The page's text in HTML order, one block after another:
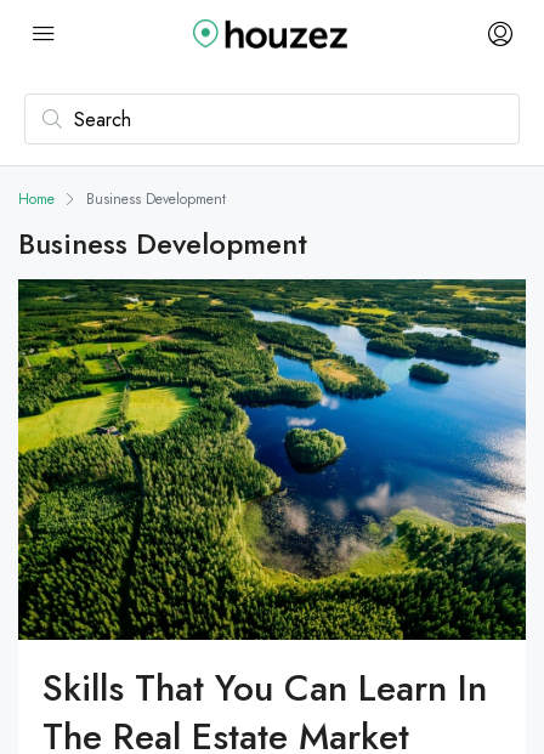
Home Business Development
Business Development
Skills That You Can Learn In
The Real Estate Market